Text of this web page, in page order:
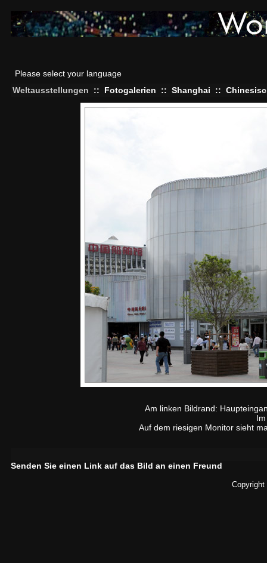
Please select your language
Weltausstellungen
:: Fotogalerien :: Shanghai ::
Am linken Bildrand:
Auf dem riesigen Monitor sieht
Senden Sie einen Link auf das Bild an einen Freund